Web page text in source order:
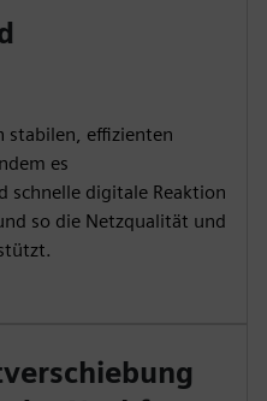
stabilen, effizienten
es
schnelle digitale Reaktion
so die Netzqualität und